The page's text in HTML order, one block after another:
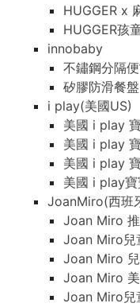
HUGGER x
HUGGER孩
innobaby
不鏽鋼分隔
矽膠防滑餐
i play(美國US)
美國 i play
美國 i play
美國 i play
美國 i play
JoanMiro(西班
Joan Miro
Joan Miro兒
Joan Miro
Joan Miro
Joan Miro兒